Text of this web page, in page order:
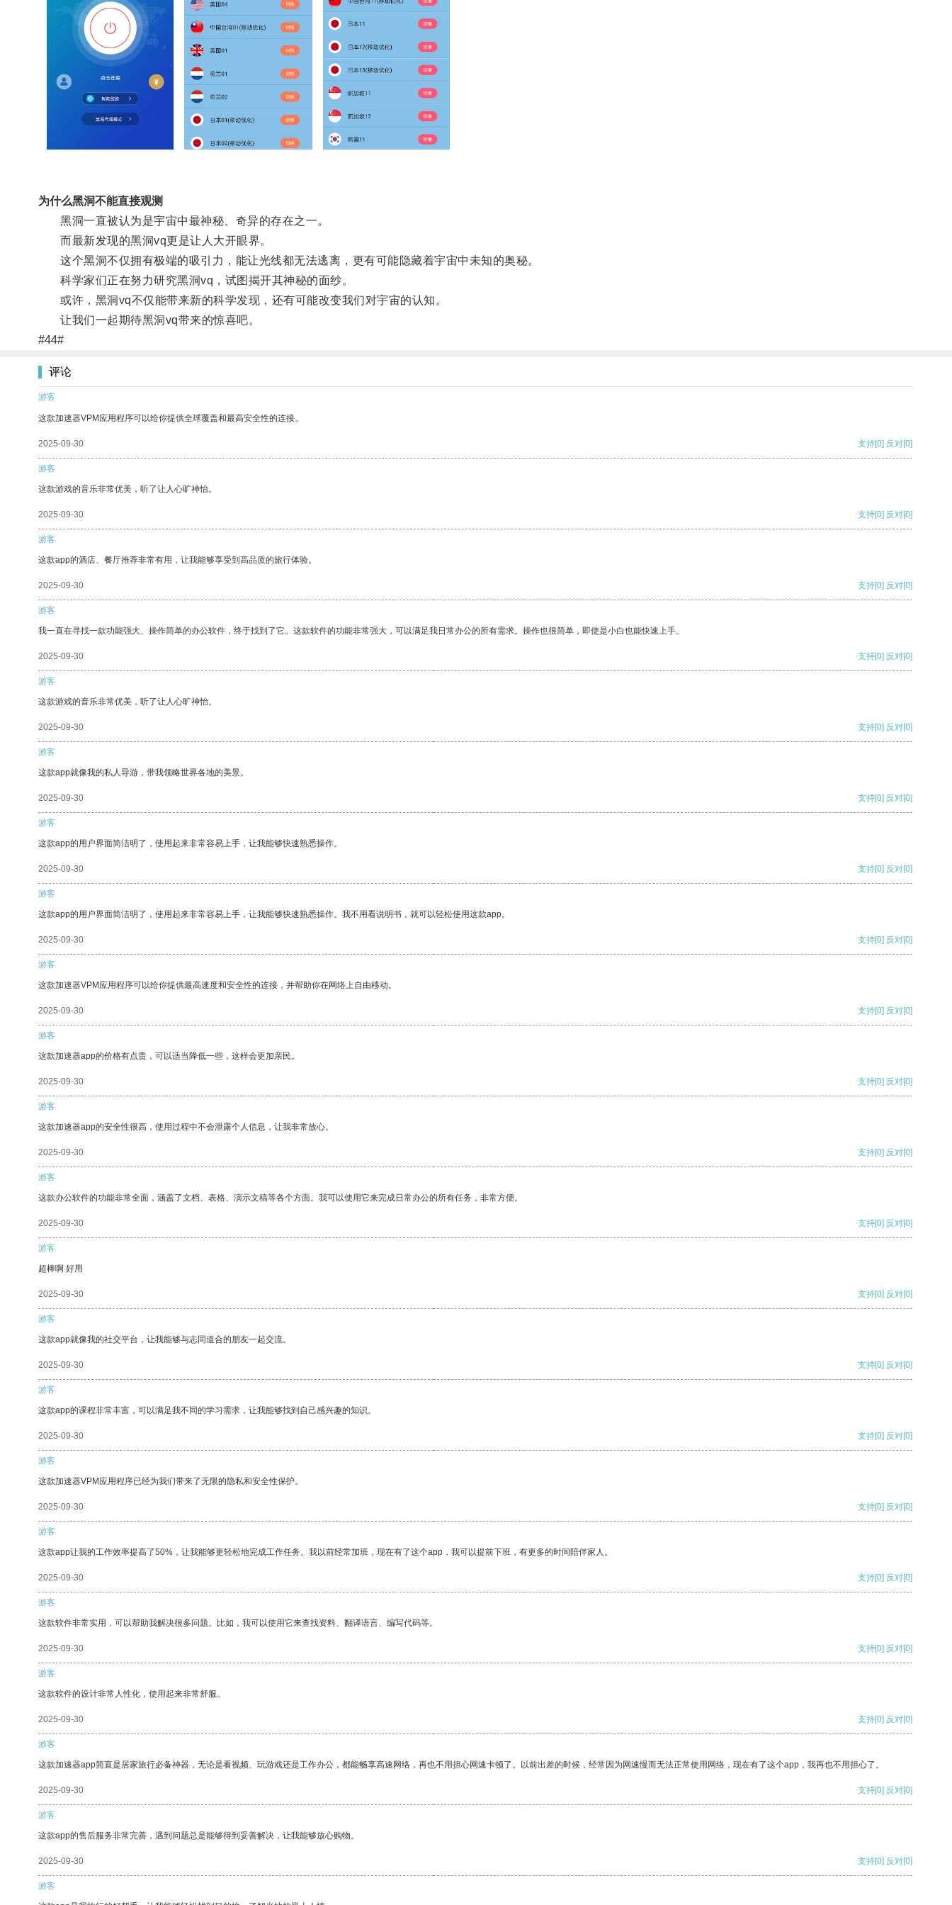
为什么黑洞不能直接观测
黑洞一直被认为是宇宙中最神秘、奇异的存在之一。
而最新发现的黑洞vq更是让人大开眼界。
这个黑洞不仅拥有极端的吸引力，能让光线都无法逃离，更有可能隐藏着宇宙中未知的奥秘。
科学家们正在努力研究黑洞vq，试图揭开其神秘的面纱。
或许，黑洞vq不仅能带来新的科学发现，还有可能改变我们对宇宙的认知。
让我们一起期待黑洞vq带来的惊喜吧。
#44#
评论
游客
这款加速器VPM应用程序可以给你提供全球覆盖和最高安全性的连接。
2025-09-30 支持[0] 反对[0]
游客
这款游戏的音乐非常优美，听了让人心旷神怡。
2025-09-30 支持[0] 反对[0]
游客
这款app的酒店、餐厅推荐非常有用，让我能够享受到高品质的旅行体验。
2025-09-30 支持[0] 反对[0]
游客
我一直在寻找一款功能强大、操作简单的办公软件，终于找到了它。这款软件的功能非常强大，可以满足我日常办公的所有需求。操作也很简单，即使是小白也能快速上手。
2025-09-30 支持[0] 反对[0]
游客
这款游戏的音乐非常优美，听了让人心旷神怡。
2025-09-30 支持[0] 反对[0]
游客
这款app就像我的私人导游，带我领略世界各地的美景。
2025-09-30 支持[0] 反对[0]
游客
这款app的用户界面简洁明了，使用起来非常容易上手，让我能够快速熟悉操作。
2025-09-30 支持[0] 反对[0]
游客
这款app的用户界面简洁明了，使用起来非常容易上手，让我能够快速熟悉操作。我不用看说明书，就可以轻松使用这款app。
2025-09-30 支持[0] 反对[0]
游客
这款加速器VPM应用程序可以给你提供最高速度和安全性的连接，并帮助你在网络上自由移动。
2025-09-30 支持[0] 反对[0]
游客
这款加速器app的价格有点贵，可以适当降低一些，这样会更加亲民。
2025-09-30 支持[0] 反对[0]
游客
这款加速器app的安全性很高，使用过程中不会泄露个人信息，让我非常放心。
2025-09-30 支持[0] 反对[0]
游客
这款办公软件的功能非常全面，涵盖了文档、表格、演示文稿等各个方面。我可以使用它来完成日常办公的所有任务，非常方便。
2025-09-30 支持[0] 反对[0]
游客
超棒啊 好用
2025-09-30 支持[0] 反对[0]
游客
这款app就像我的社交平台，让我能够与志同道合的朋友一起交流。
2025-09-30 支持[0] 反对[0]
游客
这款app的课程非常丰富，可以满足我不同的学习需求，让我能够找到自己感兴趣的知识。
2025-09-30 支持[0] 反对[0]
游客
这款加速器VPM应用程序已经为我们带来了无限的隐私和安全性保护。
2025-09-30 支持[0] 反对[0]
游客
这款app让我的工作效率提高了50%，让我能够更轻松地完成工作任务。我以前经常加班，现在有了这个app，我可以提前下班，有更多的时间陪伴家人。
2025-09-30 支持[0] 反对[0]
游客
这款软件非常实用，可以帮助我解决很多问题。比如，我可以使用它来查找资料、翻译语言、编写代码等。
2025-09-30 支持[0] 反对[0]
游客
这款软件的设计非常人性化，使用起来非常舒服。
2025-09-30 支持[0] 反对[0]
游客
这款加速器app简直是居家旅行必备神器，无论是看视频、玩游戏还是工作办公，都能畅享高速网络，再也不用担心网速卡顿了。以前出差的时候，经常因为网速慢而无法正常使用网络，现在有了这个app，我再也不用担心了。
2025-09-30 支持[0] 反对[0]
游客
这款app的售后服务非常完善，遇到问题总是能够得到妥善解决，让我能够放心购物。
2025-09-30 支持[0] 反对[0]
游客